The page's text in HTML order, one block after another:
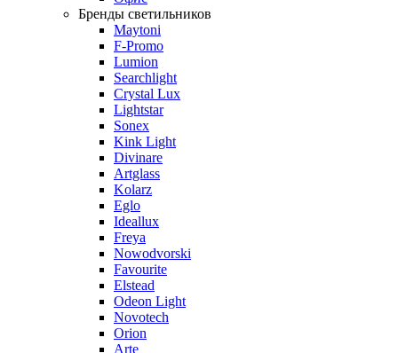
Бренды светильников
Maytoni
F-Promo
Lumion
Searchlight
Crystal Lux
Lightstar
Sonex
Kink Light
Divinare
Artglass
Kolarz
Eglo
Ideallux
Freya
Nowodvorski
Favourite
Elstead
Odeon Light
Novotech
Orion
Arte